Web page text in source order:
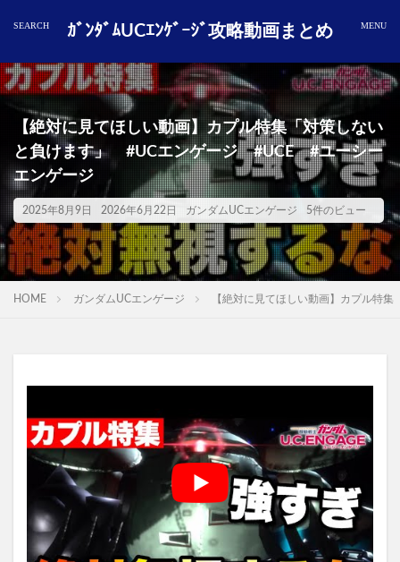
ｶﾞﾝﾀﾞﾑUCｴﾝｹﾞｰｼﾞ攻略動画まとめ
【絶対に見てほしい動画】カプル特集「対策しない
と負けます」 #UCエンゲージ #UCE #ユーシー
エンゲージ
2025年8月9日 2026年6月22日 ガンダムUCエンゲージ 5件のビュー
HOME ガンダムUCエンゲージ 【絶対に見てほしい動画】カプル特